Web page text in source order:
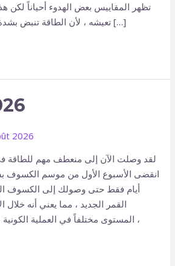
تظهر المقاييس بعض الهدوء أحياناً لكن
تعيشه ، لأن الطاقة تنبض بشدة وبالتأكيد على الجميع […]
2026
لقد وصلت الآن إلى منعطف مهم للطاقة
أيام فقط حتى وصولك إلى الكسوف
القمر الجديد ، مما يعني أنه
المستوى مختلفاً في العملية الكونية ، و سيأخذ معنى أعمق ،